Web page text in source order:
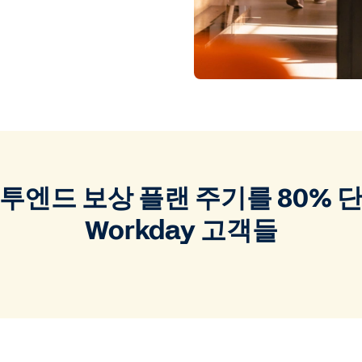
엔드 보상 플랜 주기를 80%
Workday 고객들